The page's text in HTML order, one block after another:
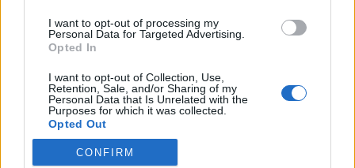
I want to opt-out of processing my
Personal Data for Targeted Advertising.
Opted In
I want to opt-out of Collection, Use,
Retention, Sale, and/or Sharing of my
Personal Data that Is Unrelated with the
Purposes for which it was collected.
Opted Out
Google consents
CONFIRM
Míg a köztévé valósággal belefullad a tömjénfüstbe
feltámadásból többnyire csak a támadás részhez
ragaszkodnak. Húsvéti tévéajánlót akartunk írni, de
magunk sem hittük el, hogy mennyire nehéz húsvéti
családi filmekbe…